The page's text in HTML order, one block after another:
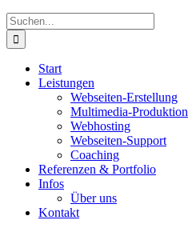
Suche
nach:
Start
Leistungen
Webseiten-Erstellung
Multimedia-Produktion
Webhosting
Webseiten-Support
Coaching
Referenzen & Portfolio
Infos
Über uns
Kontakt